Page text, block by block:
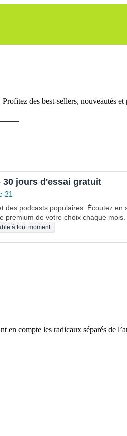
des best-sellers, nouveautés et
jours d'essai gratuit
21
des podcasts populaires. Écoutez en
premium de votre choix chaque mois.
à tout moment
compte les radicaux séparés de